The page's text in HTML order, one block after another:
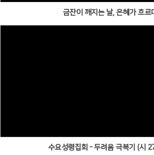
금잔이 깨지는 날, 은혜가 흐르
수요성령집회 - 두려움 극복기 (시